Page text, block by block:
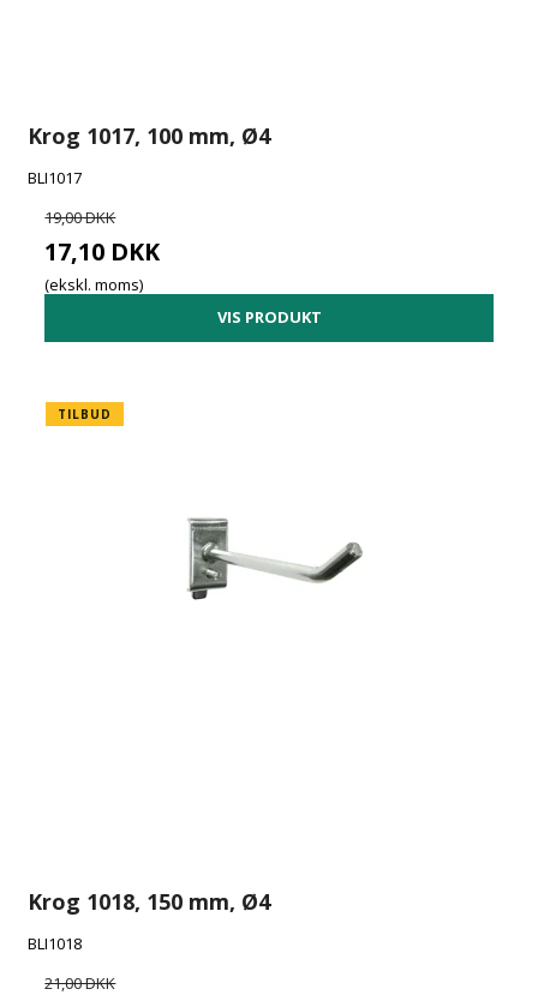
Krog 1017, 100 mm, Ø4
BLI1017
19,00 DKK
17,10 DKK
(ekskl. moms)
VIS PRODUKT
TILBUD
Krog 1018, 150 mm, Ø4
BLI1018
21,00 DKK